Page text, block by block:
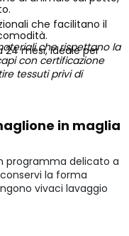
che facilitano il
24 mesi, ideale per
che rispettano la
con certificazione
tessuti privi di
in maglia
programma delicato a
la forma
vivaci lavaggio